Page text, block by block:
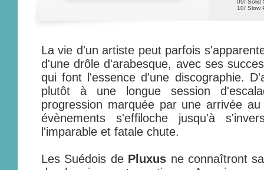
09/ Solid
10/ Slow
La vie d'un artiste peut parfois
d'une drôle d'arabesque, avec ses
qui font l'essence d'une discographie.
plutôt à une longue session
progression marquée par une arrivée
évènements s'effiloche jusqu'à
l'imparable et fatale chute.
Les Suédois de Pluxus ne connaîtront